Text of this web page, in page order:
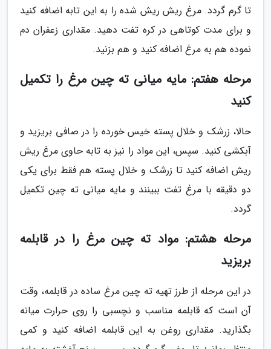
تا گرم گردد. مرغ ریش ریش شده را به این تابه اضافه کنید
و برای مدت کوتاهی در کره تفت دهید. مقداری زعفران دم
نموده هم به مرغ اضافه کنید و هم بزنید.
مرحله هفتم: مایه میانی ته چین مرغ را تکمیل
کنید
حالا، زرشک و خلال پسته خیس خورده را در صافی بریزید و
آبکشی کنید. سپس، این مواد را نیز به تابه حاوی مرغ ریش
ریش اضافه کنید تا زرشک و خلال پسته هم فقط برای یکی
دو دقیقه با مرغ تفت ببینند و مایه میانی ته چین تکمیل
گردد.
مرحله هشتم: مواد ته چین مرغ را در قابلمه
بریزید
در این مرحله از طرز تهیه ته چین مرغ ساده در قابلمه، وقت
آن است که قابلمه مناسب و نچسبی را روی حرارت میانه
بگذارید. مقداری روغن به این قابلمه اضافه کنید و کمی